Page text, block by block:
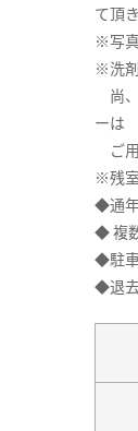
て頂
※写
※洗
尚
ーは
ご
※残
◆通年
◆ 複
◆駐車
◆退去